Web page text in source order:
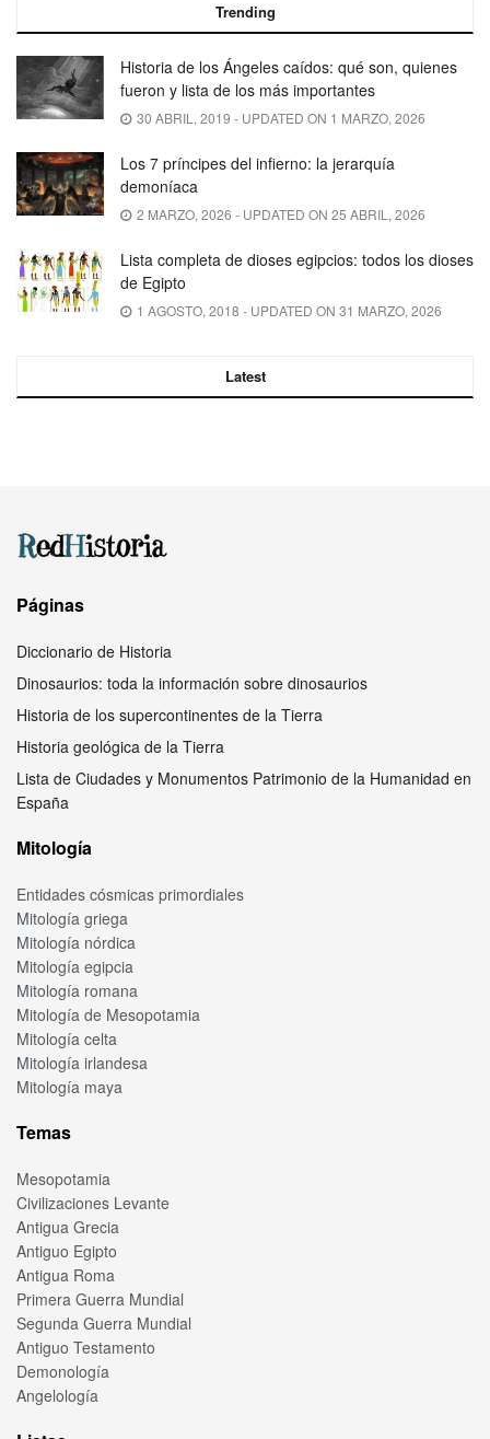
Trending
Historia de los Ángeles caídos: qué son, quienes
fueron y lista de los más importantes
30 ABRIL, 2019 - UPDATED ON 1 MARZO, 2026
Los 7 príncipes del infierno: la jerarquía
demoníaca
2 MARZO, 2026 - UPDATED ON 25 ABRIL, 2026
Lista completa de dioses egipcios: todos los dioses
de Egipto
1 AGOSTO, 2018 - UPDATED ON 31 MARZO, 2026
Latest
Páginas
Diccionario de Historia
Dinosaurios: toda la información sobre dinosaurios
Historia de los supercontinentes de la Tierra
Historia geológica de la Tierra
Lista de Ciudades y Monumentos Patrimonio de la Humanidad en
España
Mitología
Entidades cósmicas primordiales
Mitología griega
Mitología nórdica
Mitología egipcia
Mitología romana
Mitología de Mesopotamia
Mitología celta
Mitología irlandesa
Mitología maya
Temas
Mesopotamia
Civilizaciones Levante
Antigua Grecia
Antiguo Egipto
Antigua Roma
Primera Guerra Mundial
Segunda Guerra Mundial
Antiguo Testamento
Demonología
Angelología